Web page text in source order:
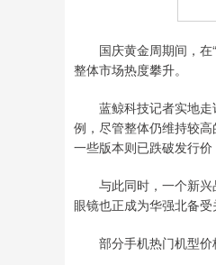
国庆黄金周期间，在“
整体市场热度攀升。
蓝鲸科技记者实地走
例，尽管整体仍维持较
一些版本则已跌破发行价
与此同时，一个新兴
眼镜也正成为华强北备受
部分手机热门机型价